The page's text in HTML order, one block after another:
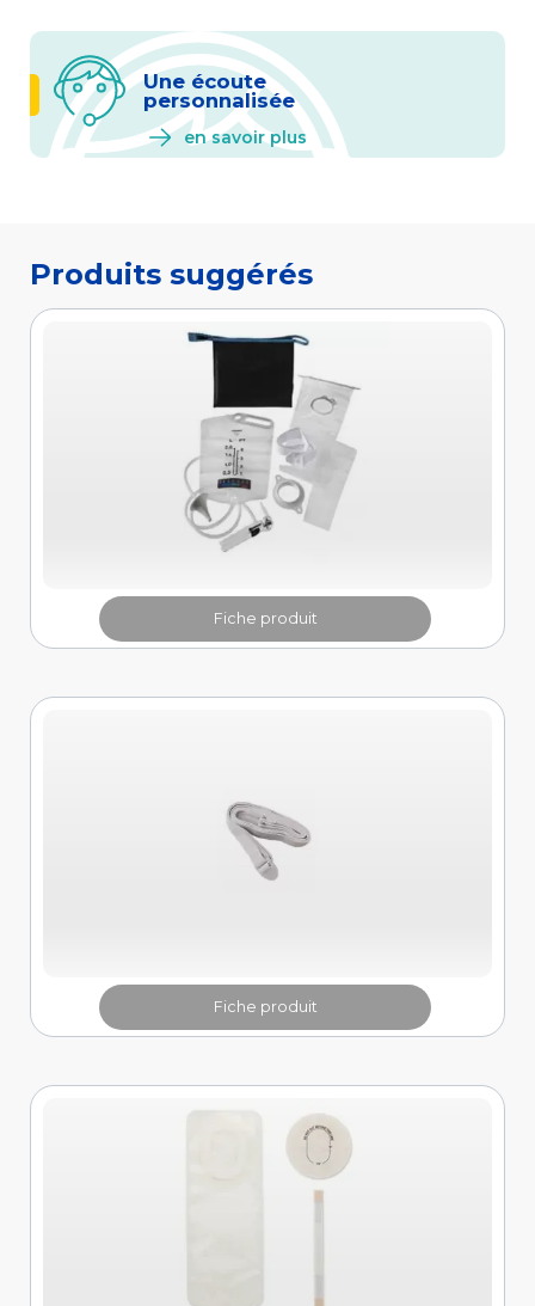
Une écoute
personnalisée
en savoir plus
Fiche produit
Fiche produit